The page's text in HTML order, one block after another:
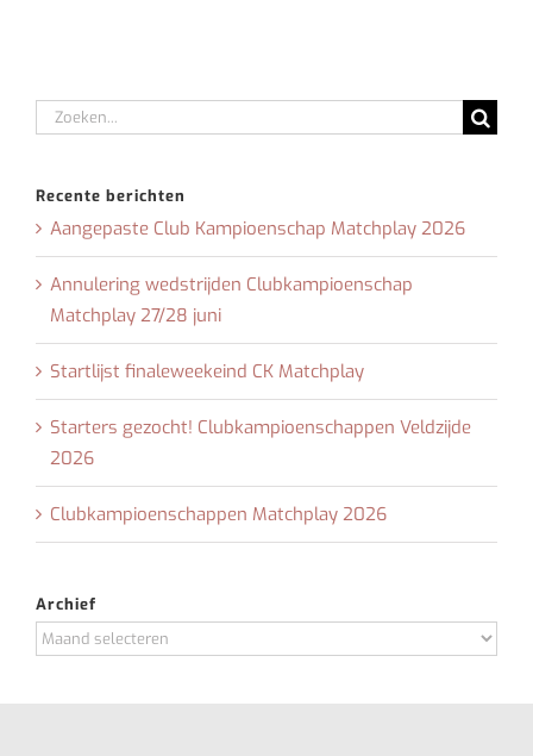
Zoeken
naar:
Recente berichten
Aangepaste Club Kampioenschap Matchplay 2026
Annulering wedstrijden Clubkampioenschap
Matchplay 27/28 juni
Startlijst finaleweekeind CK Matchplay
Starters gezocht! Clubkampioenschappen Veldzijde
2026
Clubkampioenschappen Matchplay 2026
Archief
Archief